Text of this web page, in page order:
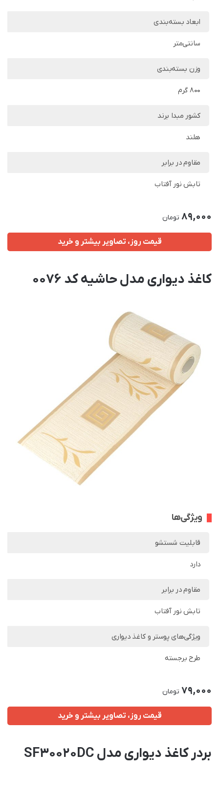
ابعاد بسته‌بندی
سانتی‌متر
وزن بسته‌بندی
800 گرم
کشور مبدا برند
هلند
مقاوم در برابر
تابش نور آفتاب
89,000 تومان
قیمت روز، تصاویر بیشتر و خرید
کاغذ دیواری مدل حاشیه کد 0076
ویژگی‌ها
قابلیت شستشو
دارد
مقاوم در برابر
تابش نور آفتاب
ویژگی‌های پوستر و کاغذ دیواری
طرح برجسته
79,000 تومان
قیمت روز، تصاویر بیشتر و خرید
بردر کاغذ دیواری مدل SF30020DC